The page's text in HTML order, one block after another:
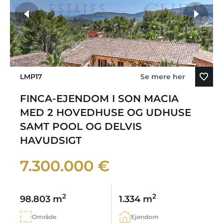
LMP17 Se mere her
FINCA-EJENDOM I SON MACIA
MED 2 HOVEDHUSE OG UDHUSE
SAMT POOL OG DELVIS
HAVUDSIGT
7.300.000 €
98.803 m2
Område
1.334 m2
Ejendom